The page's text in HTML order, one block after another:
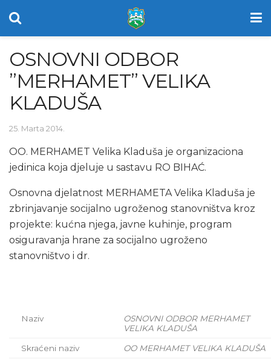
OSNOVNI ODBOR
”MERHAMET” VELIKA
KLADUŠA
25. Marta 2014.
OO. MERHAMET Velika Kladuša je organizaciona
jedinica koja djeluje u sastavu RO BIHAĆ.
Osnovna djelatnost MERHAMETA Velika Kladuša je
zbrinjavanje socijalno ugroženog stanovništva kroz
projekte: kućna njega, javne kuhinje, program
osiguravanja hrane za socijalno ugroženo
stanovništvo i dr.
Naziv
OSNOVNI ODBOR MERHAMET
VELIKA KLADUŠA
Skraćeni naziv OO MERHAMET VELIKA KLADUŠA